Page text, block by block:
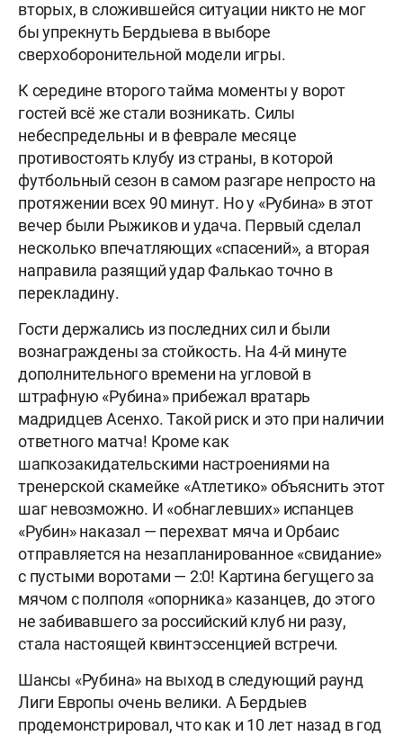
вторых, в сложившейся ситуации никто не мог
бы упрекнуть Бердыева в выборе
сверхоборонительной модели игры.
К середине второго тайма моменты у ворот
гостей всё же стали возникать. Силы
небеспредельны и в феврале месяце
противостоять клубу из страны, в которой
футбольный сезон в самом разгаре непросто на
протяжении всех 90 минут. Но у «Рубина» в этот
вечер были Рыжиков и удача. Первый сделал
несколько впечатляющих «спасений», а вторая
направила разящий удар Фалькао точно в
перекладину.
Гости держались из последних сил и были
вознаграждены за стойкость. На 4-й минуте
дополнительного времени на угловой в
штрафную «Рубина» прибежал вратарь
мадридцев Асенхо. Такой риск и это при наличии
ответного матча! Кроме как
шапкозакидательскими настроениями на
тренерской скамейке «Атлетико» объяснить этот
шаг невозможно. И «обнаглевших» испанцев
«Рубин» наказал — перехват мяча и Орбаис
отправляется на незапланированное «свидание»
с пустыми воротами — 2:0! Картина бегущего за
мячом с полполя «опорника» казанцев, до этого
не забивавшего за российский клуб ни разу,
стала настоящей квинтэссенцией встречи.
Шансы «Рубина» на выход в следующий раунд
Лиги Европы очень велики. А Бердыев
продемонстрировал, что как и 10 лет назад в год